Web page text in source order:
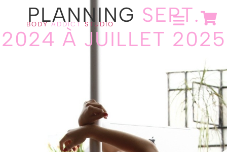
BODYADDICT STUDIO
PLANNING SEPT.
2024 À JUILLET 2025